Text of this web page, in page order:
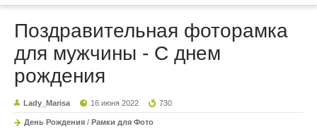
Поздравительная фоторамка
для мужчины - С днем
рождения
Lady_Marisa 16 июня 2022 730
День Рождения / Рамки для Фото